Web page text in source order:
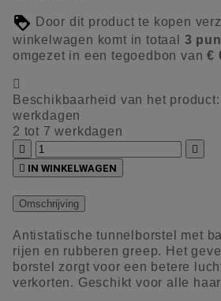
Door dit product te kopen
winkelwagen komt in totaal 3
omgezet in een tegoedbon van€

Beschikbaarheid van het product:
werkdagen
2 tot 7 werkdagen


 IN WINKELWAGEN
Omschrijving
Antistatische tunnelborstel met
rijen en rubberen greep. Het
borstel zorgt voor een betere
verkorten. Geschikt voor alle